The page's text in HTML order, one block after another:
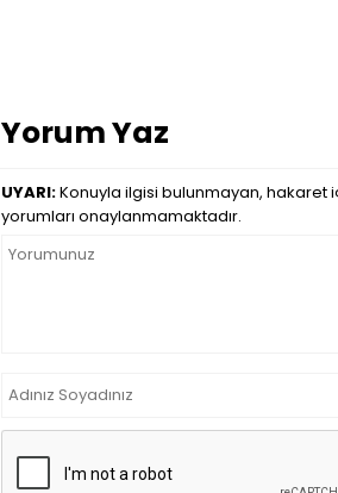
Yorum Yaz
UYARI:Konuyla ilgisi bulunmayan, hakaret
yorumları onaylanmamaktadır.